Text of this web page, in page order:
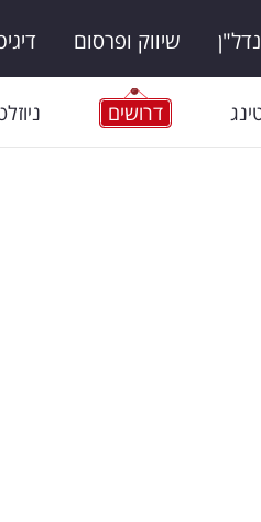
נדל"ן שיווק ופרסום
דרושים